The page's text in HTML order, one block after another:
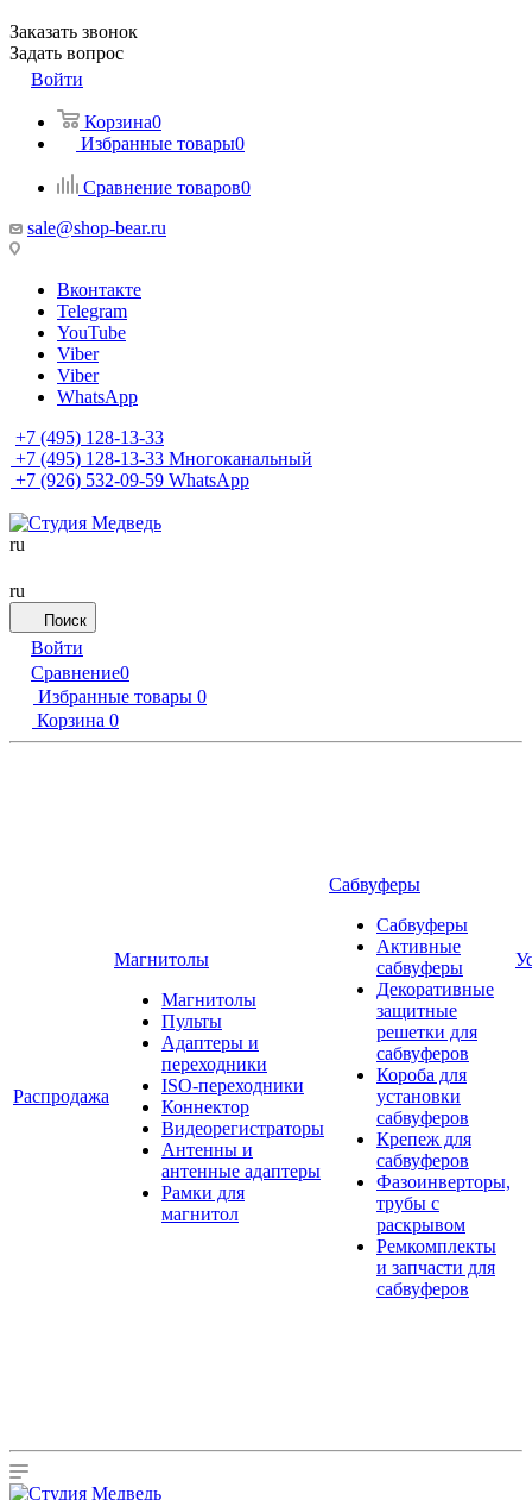
Заказать звонок
Задать вопрос
Войти
Корзина0
Избранные товары0
Сравнение товаров0
sale@shop-bear.ru
Вконтакте
Telegram
YouTube
Viber
Viber
WhatsApp
+7 (495) 128-13-33
+7 (495) 128-13-33 Многоканальный
+7 (926) 532-09-59 WhatsApp
ru
ru
Поиск
Войти
Сравнение0
Избранные товары 0
Корзина 0
Распродажа
Магнитолы
Магнитолы
Пульты
Адаптеры и
переходники
ISO-переходники
Коннектор
Видеорегистраторы
Антенны и
антенные адаптеры
Рамки для
магнитол
Сабвуферы
Сабвуферы
Активные
сабвуферы
Декоративные
защитные
решетки для
сабвуферов
Короба для
установки
сабвуферов
Крепеж для
сабвуферов
Фазоинверторы,
трубы с
раскрывом
Ремкомплекты
и запчасти для
сабвуферов